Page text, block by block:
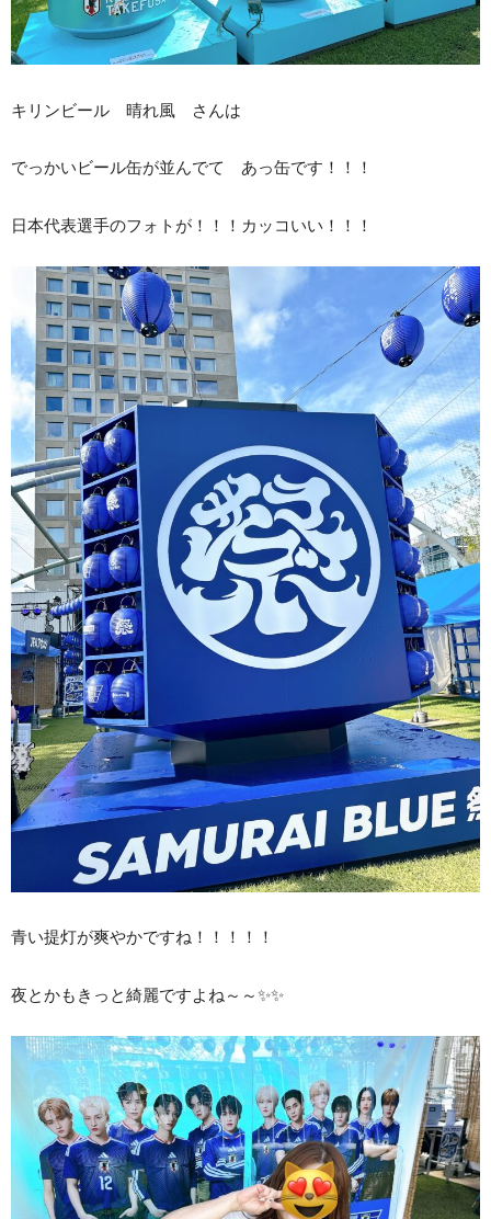
キリンビール 晴れ風 さんは
でっかいビール缶が並んでて あっ缶です！！！
日本代表選手のフォトが！！！カッコいい！！！
青い提灯が爽やかですね！！！！！
夜とかもきっと綺麗ですよね～～✨✨